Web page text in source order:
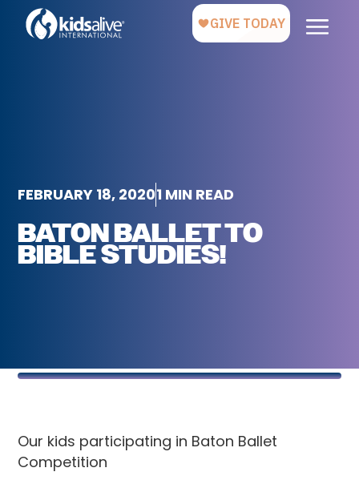
FEBRUARY 18, 20201 MIN READ
BATON BALLET TO
BIBLE STUDIES!
Our kids participating in Baton Ballet
Competition